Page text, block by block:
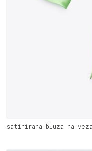
satinirana bluza na